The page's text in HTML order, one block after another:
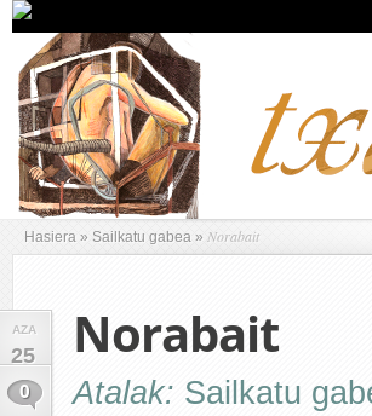
Hasiera » Sailkatu gabea » Norabait
AZA
25
0
Norabait
Atalak: Sailkatu